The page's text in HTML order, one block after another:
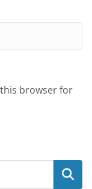
browser for
Search